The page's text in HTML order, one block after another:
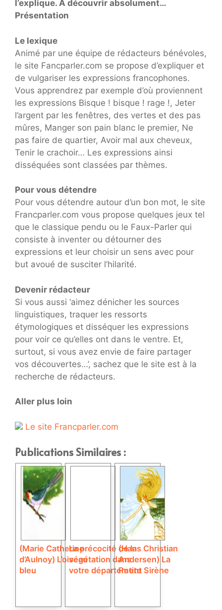
l’explique. A découvrir absolument…
Présentation
Le lexique
Animé par une équipe de rédacteurs bénévoles,
le site Fancparler.com se propose d’expliquer et
de vulgariser les expressions francophones.
Vous apprendrez par exemple d’où proviennent
les expressions Bisque ! bisque ! rage !, Jeter
l’argent par les fenêtres, des vertes et des pas
mûres, Manger son pain blanc le premier, Ne
pas faire de quartier, Avoir mal aux cheveux,
Tenir le crachoir… Les expressions ainsi
disséquées sont classées par thèmes.
Pour vous détendre
Pour vous détendre autour d’un bon mot, le site
Francparler.com vous propose quelques jeux tel
que le classique pendu ou le Faux-Parler qui
consiste à inventer ou détourner des
expressions et leur choisir un sens avec pour
but avoué de susciter l’hilarité.
Devenir rédacteur
Si vous aussi ‘aimez dénicher les sources
linguistiques, traquer les ressorts
étymologiques et disséquer les expressions
pour voir ce qu’elles ont dans le ventre. Et,
surtout, si vous avez envie de faire partager
vos découvertes…’, sachez que le site est à la
recherche de rédacteurs.
Aller plus loin
Le site Francparler.com
Publications Similaires :
(Marie Catherine
d’Aulnoy) L’oiseau
bleu
La précocité de la
végétation dans
votre département
(Hans Christian
Andersen) La
Petite Sirène